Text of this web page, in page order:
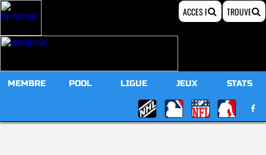
MEMBRE POOL LIGUE JEUX STATS